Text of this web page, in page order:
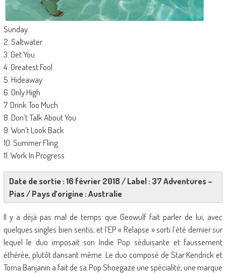
Sunday
2. Saltwater
3. Get You
4. Greatest Fool
5. Hideaway
6. Only High
7. Drink Too Much
8. Don’t Talk About You
9. Won’t Look Back
10. Summer Fling
11. Work In Progress
Date de sortie : 16 février 2018 / Label : 37 Adventures –
Pias / Pays d’origine : Australie
Il y a déjà pas mal de temps que Geowulf fait parler de lui, avec
quelques singles bien sentis, et l’EP « Relapse » sorti l’été dernier sur
lequel le duo imposait son Indie Pop séduisante et faussement
éthérée, plutôt dansant même. Le duo composé de Star Kendrick et
Toma Banjanin a fait de sa Pop Shoegaze une spécialité, une marque